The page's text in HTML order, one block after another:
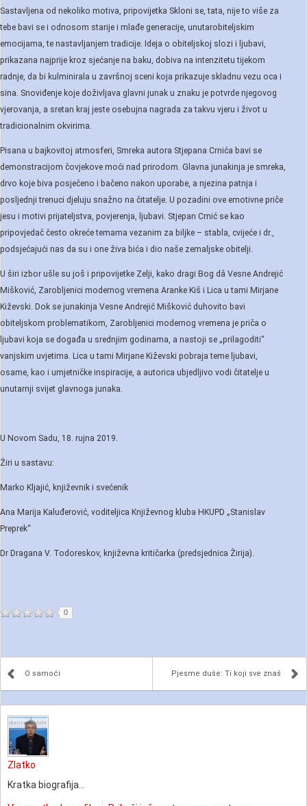
Sastavljena od nekoliko motiva, pripovijetka Skloni se, tata, nije to više za
tebe bavi se i odnosom starije i mlađe generacije, unutarobiteljskim
emocijama, te nastavljanjem tradicije. Ideja o obiteljskoj slozi i ljubavi,
prikazana najprije kroz sjećanje na baku, dobiva na intenzitetu tijekom
radnje, da bi kulminirala u završnoj sceni koja prikazuje skladnu vezu oca i
sina. Snoviđenje koje doživljava glavni junak u znaku je potvrde njegovog
vjerovanja, a sretan kraj jeste osebujna nagrada za takvu vjeru i život u
tradicionalnim okvirima.
Pisana u bajkovitoj atmosferi, Smreka autora Stjepana Crnića bavi se
demonstracijom čovjekove moći nad prirodom. Glavna junakinja je smreka,
drvo koje biva posječeno i bačeno nakon uporabe, a njezina patnja i
posljednji trenuci djeluju snažno na čitatelje. U pozadini ove emotivne priče
jesu i motivi prijateljstva, povjerenja, ljubavi. Stjepan Crnić se kao
pripovjedač često okreće temama vezanim za biljke – stabla, cvijeće i dr.,
podsjećajući nas da su i one živa bića i dio naše zemaljske obitelji.
U širi izbor ušle su još i pripovijetke Zelji, kako dragi Bog dâ Vesne Andrejić
Mišković, Zarobljenici modernog vremena Aranke Kiš i Lica u tami Mirjane
Kiževski. Dok se junakinja Vesne Andrejić Mišković duhovito bavi
obiteljskom problematikom, Zarobljenici modernog vremena je priča o
ljubavi koja se događa u srednjim godinama, a nastoji se „prilagoditi“
vanjskim uvjetima. Lica u tami Mirjane Kiževski pobraja teme ljubavi,
osame, kao i umjetničke inspiracije, a autorica ubjedljivo vodi čitatelje u
unutarnji svijet glavnoga junaka.
U Novom Sadu, 18. rujna 2019.
Žiri u sastavu:
Marko Kljajić, književnik i svećenik
Ana Marija Kaluđerović, voditeljica Književnog kluba HKUPD „Stanislav
Preprek“
Dr Dragana V. Todoreskov, književna kritičarka (predsjednica Žirija).
0
O samoći Pjesme duše: Ti koji sve znaš
Zlatko
Kratka biografija...